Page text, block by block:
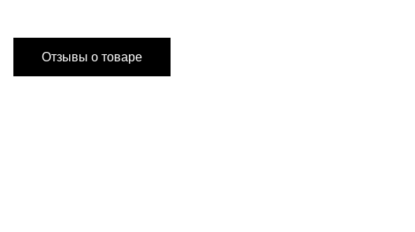
106 см
Отзывы о товаре